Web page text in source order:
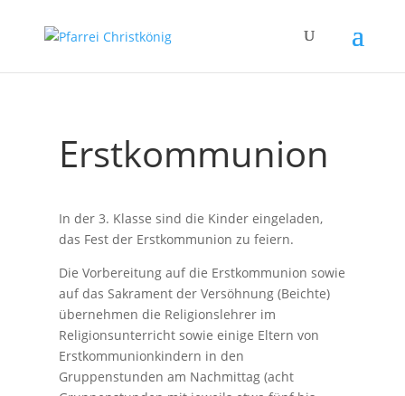
Erstkommunion
In der 3. Klasse sind die Kinder eingeladen,
das Fest der Erstkommunion zu feiern.
Die Vorbereitung auf die Erstkommunion sowie
auf das Sakrament der Versöhnung (Beichte)
übernehmen die Religionslehrer im
Religionsunterricht sowie einige Eltern von
Erstkommunionkindern in den
Gruppenstunden am Nachmittag (acht